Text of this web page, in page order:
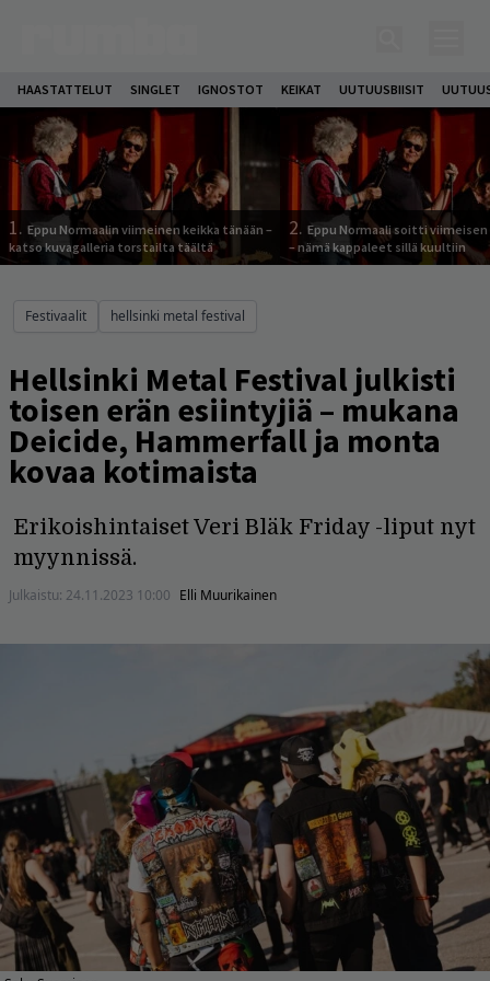
HAASTATTELUT SINGLET IGNOSTOT KEIKAT UUTUUSBIISIT
1. Eppu Normaalin viimeinen keikka tänään –
katso kuvagalleria torstailta täältä
2. Eppu Normaali soitti viimeisen
– nämä kappaleet sillä kuultiin
Festivaalit hellsinki metal festival
Hellsinki Metal Festival julkisti
toisen erän esiintyjiä – mukana
Deicide, Hammerfall ja monta
kovaa kotimaista
Erikoishintaiset Veri Bläk Friday -liput nyt
myynnissä.
Julkaistu: 24.11.2023 10:00 Elli Muurikainen